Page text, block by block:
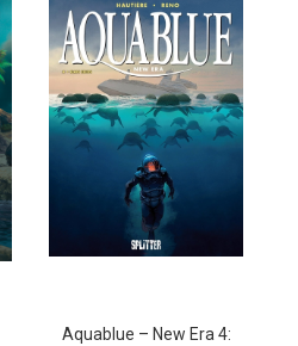
Aquablue – New Era 4: